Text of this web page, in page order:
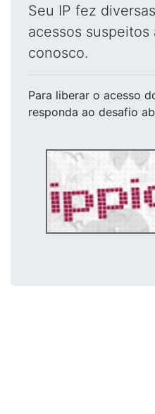
Seu IP fez
acessos
conosco.
Para liberar o acesso
responda ao desafio